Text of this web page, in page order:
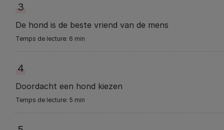
3
De hond is de beste vriend van de mens
6 min
4
Doordacht een hond kiezen
5 min